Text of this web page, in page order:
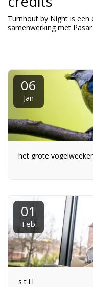
Turnhout by Night is een
samenwerking met
06
Jan
het grote
01
Feb
s t i l